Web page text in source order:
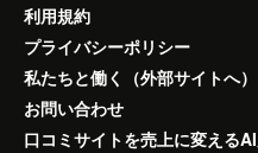
利用規約
プライバシーポリシー
私たちと働く（外部サイトへ）
お問い合わせ
口コミサイトを売上に変える